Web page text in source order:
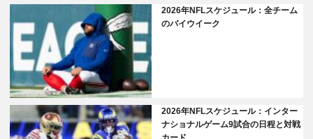
2026年NFLスケジュール：全チーム
のバイウイーク
2026年NFLスケジュール：インター
ナショナルゲーム9試合の日程と対戦